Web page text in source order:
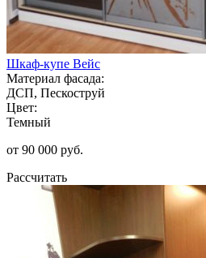
Шкаф-купе Вейс
Материал фасада:
ДСП, Пескоструй
Цвет:
Темный
от 90 000 руб.
Рассчитать